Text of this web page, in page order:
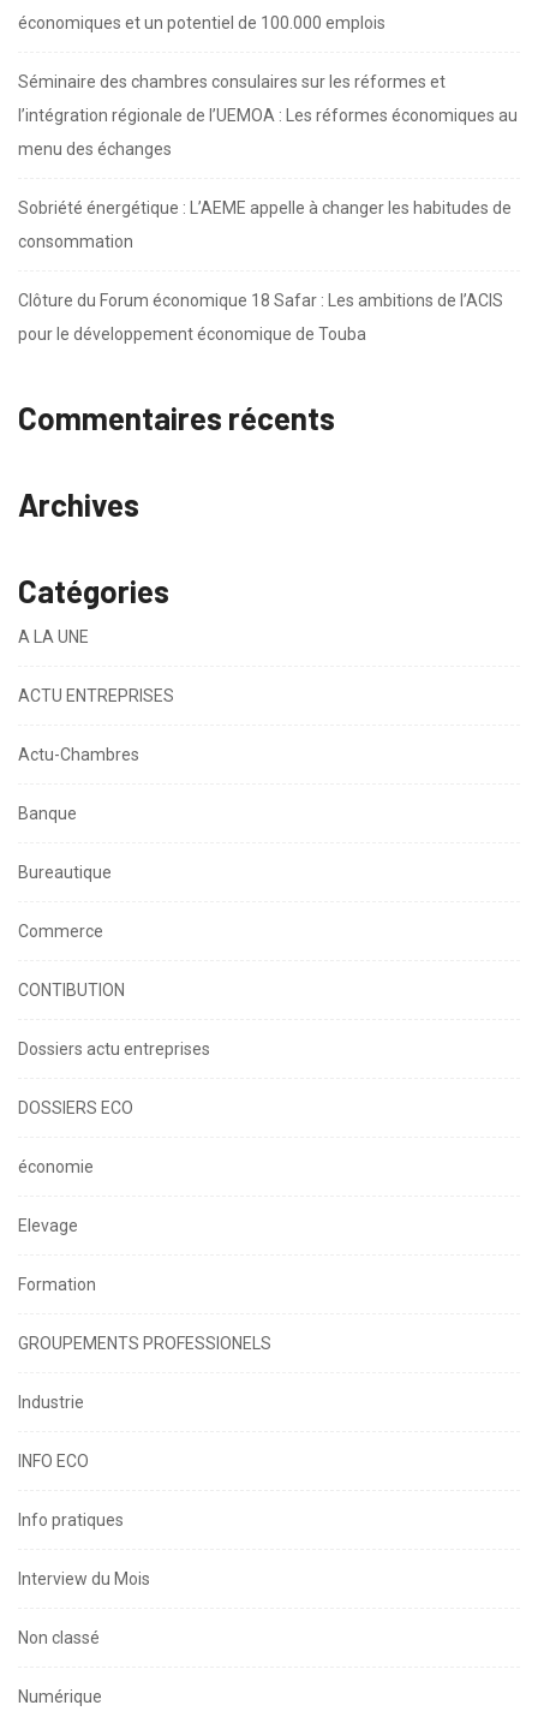
économiques et un potentiel de 100.000 emplois
Séminaire des chambres consulaires sur les réformes et
l’intégration régionale de l’UEMOA : Les réformes économiques au
menu des échanges
Sobriété énergétique : L’AEME appelle à changer les habitudes de
consommation
Clôture du Forum économique 18 Safar : Les ambitions de l’ACIS
pour le développement économique de Touba
Commentaires récents
Archives
Catégories
A LA UNE
ACTU ENTREPRISES
Actu-Chambres
Banque
Bureautique
Commerce
CONTIBUTION
Dossiers actu entreprises
DOSSIERS ECO
économie
Elevage
Formation
GROUPEMENTS PROFESSIONELS
Industrie
INFO ECO
Info pratiques
Interview du Mois
Non classé
Numérique